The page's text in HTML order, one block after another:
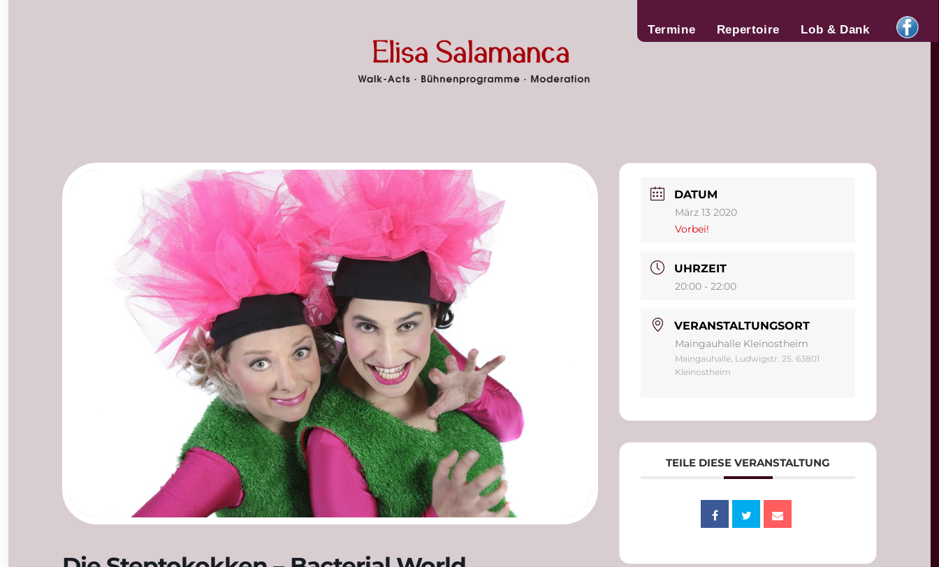
Termine Repertoire Lob & Dank
DATUM
März 13 2020
Vorbei!
UHRZEIT
20:00 - 22:00
VERANSTALTUNGSORT
Maingauhalle Kleinostheim
Maingauhalle, Ludwigstr. 25. 63801
Kleinostheim
TEILE DIESE VERANSTALTUNG